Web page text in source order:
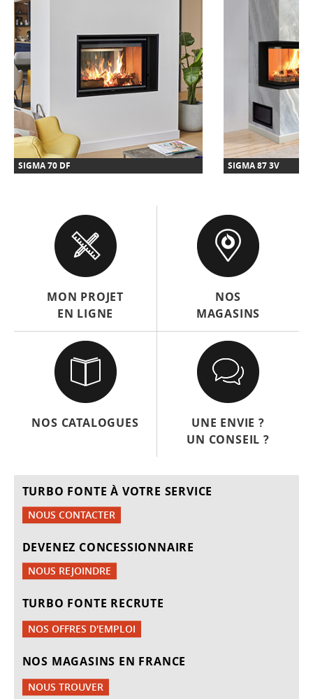
SIGMA 70 DF SIGMA 87 3V
MON PROJET
EN LIGNE
NOS
MAGASINS
NOS CATALOGUES
UNE ENVIE ?
UN CONSEIL ?
TURBO FONTE À VOTRE SERVICE
NOUS CONTACTER
DEVENEZ CONCESSIONNAIRE
NOUS REJOINDRE
TURBO FONTE RECRUTE
NOS OFFRES D'EMPLOI
NOS MAGASINS EN FRANCE
NOUS TROUVER